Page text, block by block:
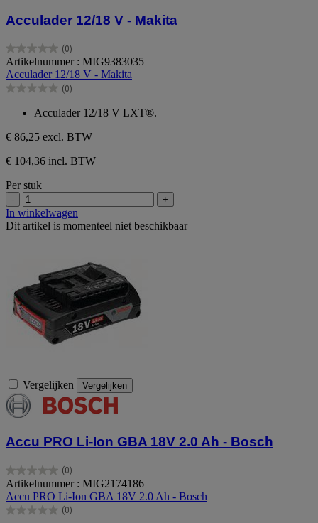
Acculader 12/18 V - Makita
(0)
0.0
van
de
5
Artikelnummer : MIG9383035
Acculader 12/18 V - Makita
(0)
0.0
5
sterren.
Acculader 12/18 V LXT®.
€ 86,25 excl. BTW
€ 104,36 incl. BTW
Per stuk
- +
In winkelwagen
Dit artikel is momenteel niet beschikbaar
Vergelijken Vergelijken
Accu PRO Li-Ion GBA 18V 2.0 Ah - Bosch
(0)
0.0
van
de
5
Artikelnummer : MIG2174186
Accu PRO Li-Ion GBA 18V 2.0 Ah - Bosch
(0)
0.0